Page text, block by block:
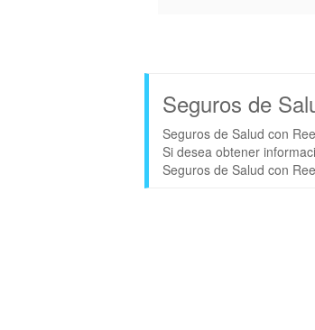
Seguros de
Seguros de Salud con
Si desea obtener
Seguros de Salud con